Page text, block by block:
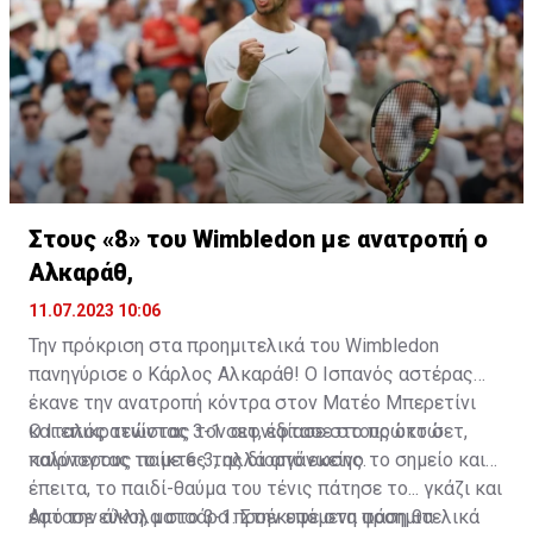
Στους «8» του Wimbledon με ανατροπή o
Αλκαράθ,
11.07.2023 10:06
Την πρόκριση στα προημιτελικά του Wimbledon
πανηγύρισε ο Κάρλος Αλκαράθ! Ο Ισπανός αστέρας
έκανε την ανατροπή κόντρα στον Ματέο Μπερετίνι
και επικρατώντας 3-1 σετ, έφτασε στους οκτώ
καλύτερους παίκτες της διοργάνωσης.
Ο Ιταλός τενίστας τον αιφνιδίασε στο πρώτο σετ,
παίρνοντας το με 6-3, αλλά από εκείνο το σημείο και
έπειτα, το παιδί-θαύμα του τένις πάτησε το... γκάζι και
έφτασε εύκολα στο 3-1. Στην επόμενη φάση θα
Από την άλλη, ματσάρα προέκυψε στα προημιτελικά